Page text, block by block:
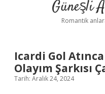
Güneşli
Romantik
Icardi Gol
Olayım Şarkısı
Tarih: Aralık 24, 2024